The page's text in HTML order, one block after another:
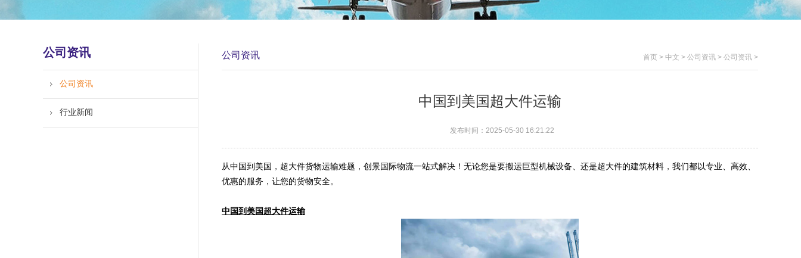
公司资讯
公司资讯
行业新闻
公司资讯 首页 > 中文 > 公司资讯 > 公司资讯 >
中国到美国超大件运输
发布时间：2025-05-30 16:21:22
从中国到美国，超大件货物运输难题，创景国际物流一站式解决！无论您是要搬运巨型机械设备、还是超大件的建筑材料，我们都以专业、高效、
优惠的服务，让您的货物安全。​
中国到美国超大件运输